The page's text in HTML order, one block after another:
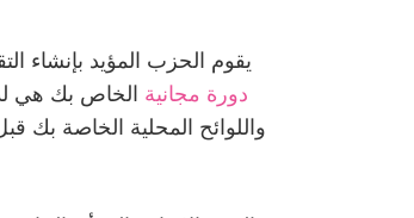
يقوم الحزب المؤيد بإنشاء
1xbet 100 دورة مجانية الخاص بك هي
واللوائح المحلية الخاصة بك